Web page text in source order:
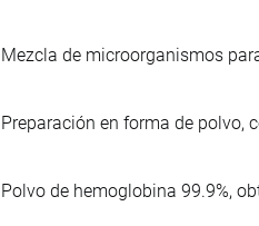
Mezcla de microorganismos
Preparación en forma de polvo,
Polvo de hemoglobina 99.9%,